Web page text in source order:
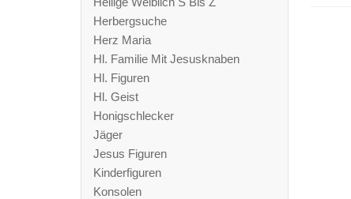
Herbergsuche
Herz Maria
Hl. Familie Mit Jesusknaben
Hl. Figuren
Hl. Geist
Honigschlecker
Jäger
Jesus Figuren
Kinderfiguren
Konsolen